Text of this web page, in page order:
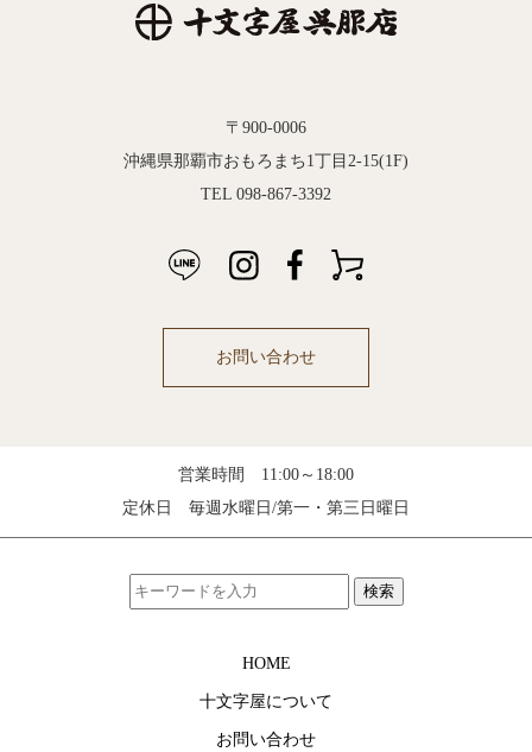
〒900-0006
沖縄県那覇市おもろまち1丁目2-15(1F)
TEL 098-867-3392
お問い合わせ
営業時間 11:00～18:00
定休日 毎週水曜日/第一・第三日曜日
検索
HOME
十文字屋について
お問い合わせ